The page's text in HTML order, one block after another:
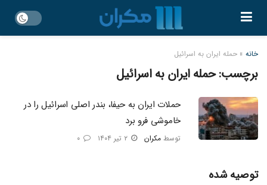
خانه » حمله ایران به اسرائیل
برچسب:حمله ایران به اسرائیل
حملات ایران به حیفا، بندر اصلی اسرائیل را در
خاموشی فرو برد
توسط مکران
توصیه شده